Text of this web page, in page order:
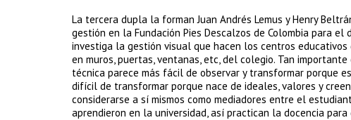
La tercera dupla la forman Juan Andrés Lemus y Henry
gestión en la Fundación Pies Descalzos de Colombia para
investiga la gestión visual que hacen los centros
en muros, puertas, ventanas, etc, del colegio. Tan
técnica parece más fácil de observar y transformar porque
difícil de transformar porque nace de ideales, valores y
considerarse a sí mismos como mediadores entre el
aprendieron en la universidad, así practican la docencia